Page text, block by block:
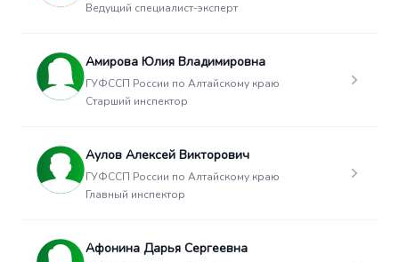
Ведущий специалист-эксперт
Амирова Юлия Владимировна
ГУФССП России по Алтайскому краю
Старший инспектор
Аулов Алексей Викторович
ГУФССП России по Алтайскому краю
Главный инспектор
Афонина Дарья Сергеевна